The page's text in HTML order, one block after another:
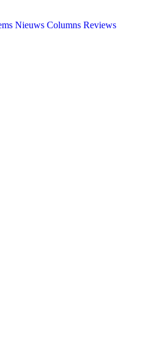
Nieuws Columns Reviews